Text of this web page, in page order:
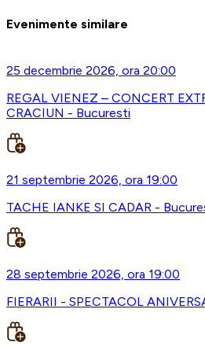
Evenimente similare
25 decembrie 2026, ora 20:00
REGAL VIENEZ – CONCERT
CRACIUN - Bucuresti
21 septembrie 2026, ora 19:00
TACHE IANKE SI CADAR -
28 septembrie 2026, ora 19:00
FIERARII - SPECTACOL